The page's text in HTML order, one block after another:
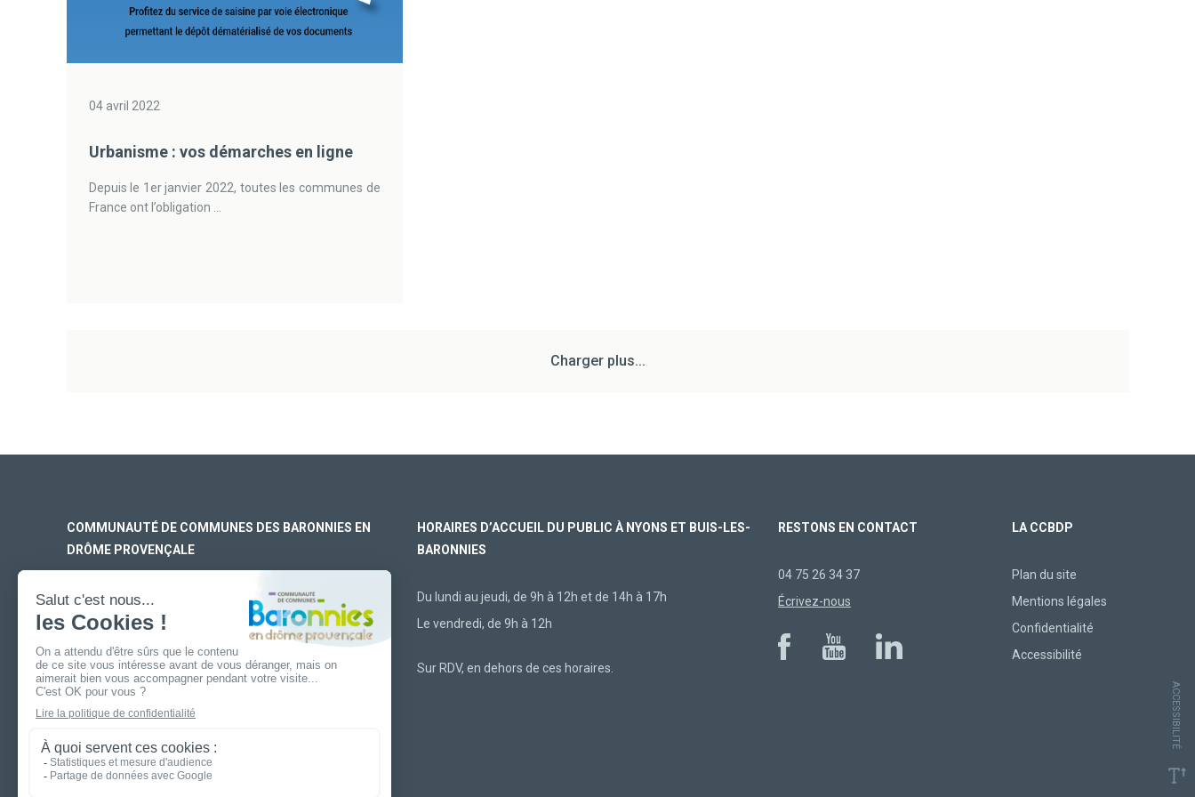
04 avril 2022
Urbanisme : vos démarches en ligne
Depuis le 1er janvier 2022, toutes les communes de
France ont l’obligation ...
Charger plus...
COMMUNAUTÉ DE COMMUNES DES BARONNIES EN
DRÔME PROVENÇALE
SIÈGE SOCIAL
170 rue Ferdinand Fert
Les Laurons – CS 30005
26110 Nyons
ANTENNE DE BUIS-LES-BARONNIES
19 boulevard Aristide Briand
26170 Buis-Les-Baronnies
HORAIRES D’ACCUEIL DU PUBLIC À NYONS ET BUIS-LES-
BARONNIES
Du lundi au jeudi, de 9h à 12h et de 14h à 17h
Le vendredi, de 9h à 12h
Sur RDV, en dehors de ces horaires.
RESTONS EN CONTACT
04 75 26 34 37
Écrivez-nous
LA CCBDP
Plan du site
Mentions légales
Confidentialité
Accessibilité
ACCESSIBILITÉ